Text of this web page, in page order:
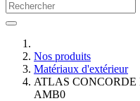
Nos produits
Matériaux d'extérieur
ATLAS
AMB0